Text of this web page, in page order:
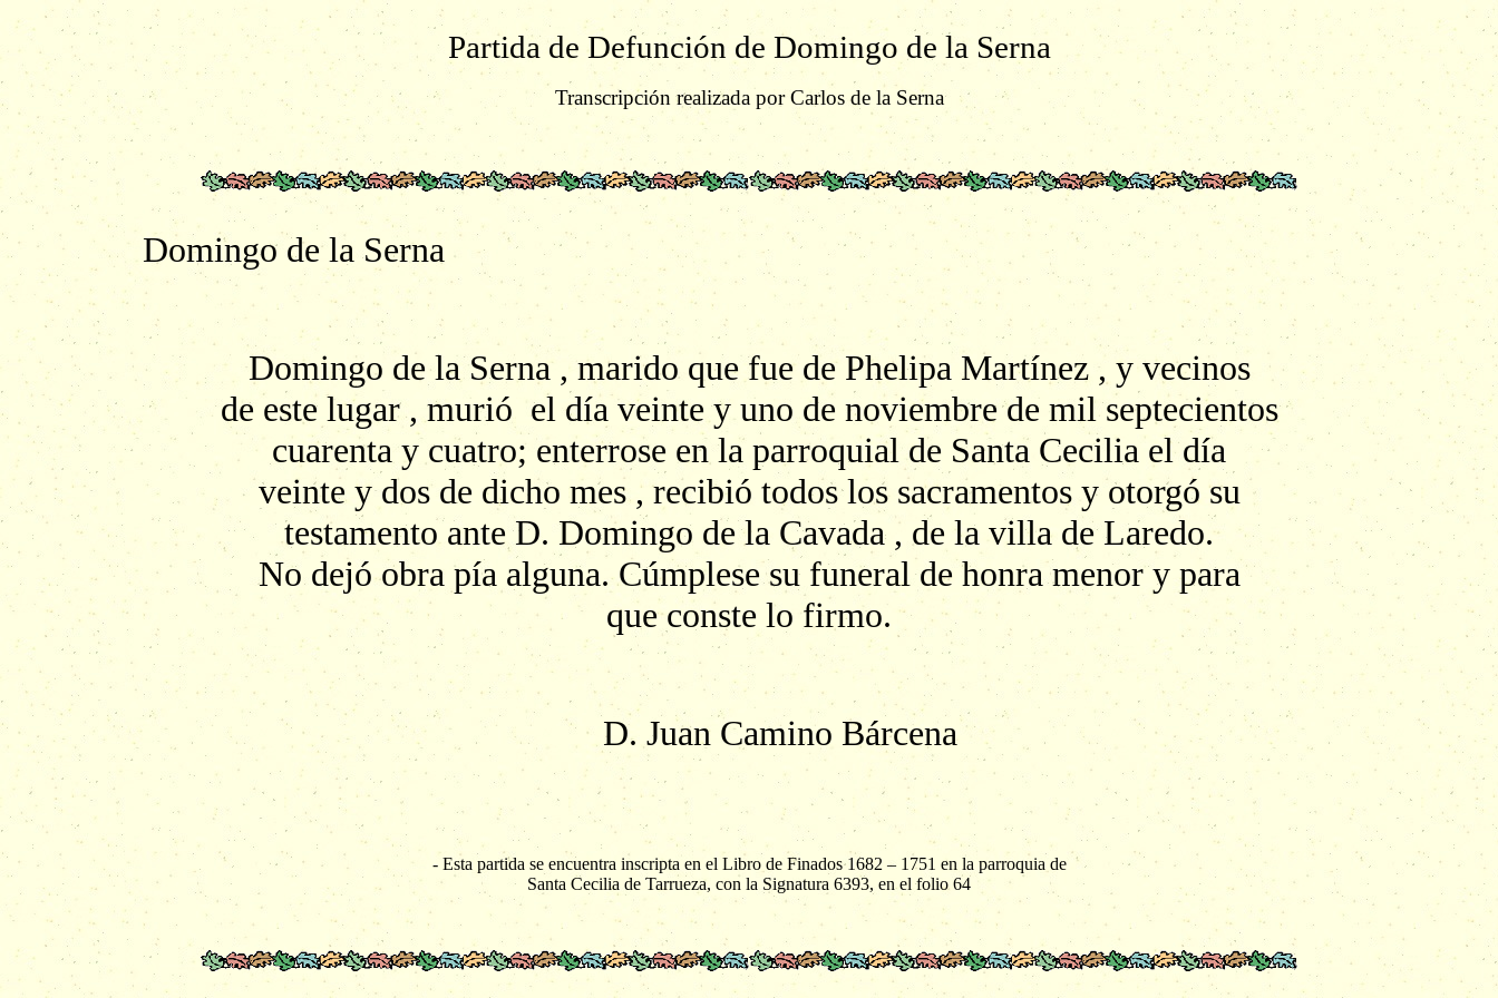
Partida de Defunción de Domingo de la Serna
Transcripción realizada porCarlos de la Serna
Domingo de la Serna
Domingo de la Serna , marido que fue de Phelipa Martínez , y vecinos
de este lugar , murió el día veinte y uno de noviembre de mil septecientos
cuarenta y cuatro; enterrose en la parroquial de Santa Cecilia el día
veinte y dos de dicho mes , recibió todos los sacramentos y otorgó su
testamento ante D. Domingo de la Cavada , de la villa de Laredo.
No dejó obra pía alguna. Cúmplese su funeral de honra menor y para
que conste lo firmo.
D. Juan Camino Bárcena
- Esta partida se encuentra inscripta en el Libro de Finados 1682 – 1751 en la parroquia de
Santa Cecilia de Tarrueza, con la Signatura 6393, en el folio 64